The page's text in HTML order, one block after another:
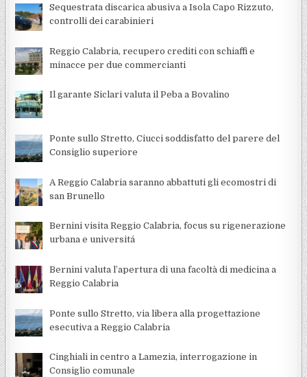
Sequestrata discarica abusiva a Isola Capo Rizzuto,
controlli dei carabinieri
Reggio Calabria, recupero crediti con schiaffi e
minacce per due commercianti
Il garante Siclari valuta il Peba a Bovalino
Ponte sullo Stretto, Ciucci soddisfatto del parere del
Consiglio superiore
A Reggio Calabria saranno abbattuti gli ecomostri di
san Brunello
Bernini visita Reggio Calabria, focus su rigenerazione
urbana e universitá
Bernini valuta l’apertura di una facoltà di medicina a
Reggio Calabria
Ponte sullo Stretto, via libera alla progettazione
esecutiva a Reggio Calabria
Cinghiali in centro a Lamezia, interrogazione in
Consiglio comunale